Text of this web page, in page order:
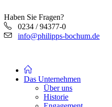
Haben Sie Fragen?
0234 / 94377-0
info@philipps-bochum.de
Das Unternehmen
Über uns
Historie